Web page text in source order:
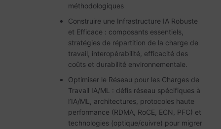
méthodologiques
Construire une Infrastructure IA Robuste
et Efficace : composants essentiels,
stratégies de répartition de la charge de
travail, interopérabilité, efficacité des
coûts et durabilité environnementale.
Optimiser le Réseau pour les Charges de
Travail IA/ML : défis réseau spécifiques à
l’IA/ML, architectures, protocoles haute
performance (RDMA, RoCE, ECN, PFC) et
technologies (optique/cuivre) pour migrer